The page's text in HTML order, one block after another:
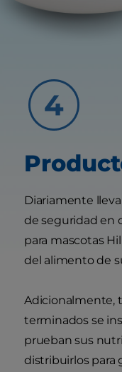
Diariamente
de seguridad en
para mascotas
del alimento de
Adicionalmente,
terminados se
prueban sus
distribuirlos para